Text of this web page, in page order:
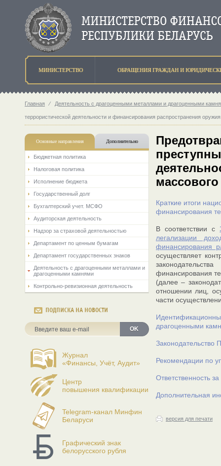
МИНИСТЕРСТВО ОБРАЩЕНИЯ ГРАЖДАН И
Главная ⁄ Деятельность с драгоценными металлами и драгоценными
террористической деятельности и финансирования распространения
Основные направления Дополнительно
Бюджетная политика
Налоговая политика
Исполнение бюджета
Государственный долг
Бухгалтерский учет. МСФО
Аудиторская деятельность
Надзор за страховой деятельностью
Департамент по ценным бумагам
Департамент государственных знаков
Деятельность с драгоценными металлами и
драгоценными камнями
Контрольно-ревизионная деятельность
ПОДПИСКА НА НОВОСТИ
OK
Журнал
«Финансы, Учёт, Аудит»
Центр
повышения квалификации
Telegram-канал Минфин
Беларуси
Графический знак
белорусского рубля
Краткие итоги
финансирования
В соответствии с
легализации
финансирования
осуществляет
финансирования
(далее –
отношении лиц,
части
драгоценными
Законодательство
Рекомендации по
Ответственность
Дополнительная
версия для печати